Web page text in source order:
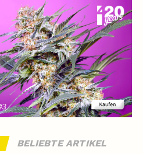
BELIEBTE ARTIKEL